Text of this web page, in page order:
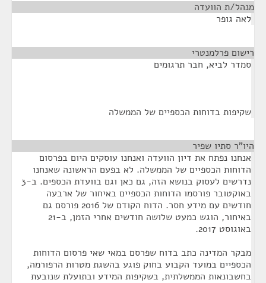
מנהל/ת הוועדה
לאה גופר
רישום פרלמנטרי
סמדר לביא, חבר תרגומים
שקיפות בדוחות הכספיים של הממשלה
היו"ר סתיו שפיר
אנחנו נפתח את דיון הוועדה ואנחנו עוסקים היום בפרסום
הדוחות הכספיים של הממשלה. לא בפעם הראשונה שאנחנו
נדרשים לעסוק בנושא הזה, גם כאן וגם בוועדת הכספים. ב-3
באוקטובר פורסמו הדוחות הכספיים באיחור של ארבעה
חודשים עם מידע חסר. הדוח הקודם של 2016 פורסם גם
באיחור, הוגש כמעט שלושה חודשים אחרי הזמן, ב-21
באוגוסט 2017.
מבקר המדינה כתב בדוח שפרסם במאי שאי פרסום הדוחות
הכספיים במועד הקבוע בחוק פוגע בהשגת מטרות הרפורמה,
בחשבונאות הממשלתית, בשקיפות המידע ובתועלת שנובעת